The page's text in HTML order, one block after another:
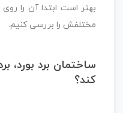
بهتر است ابتدا آن را
مختلفش را بررسی کنیم.
ساختمان برد بورد،
کند؟